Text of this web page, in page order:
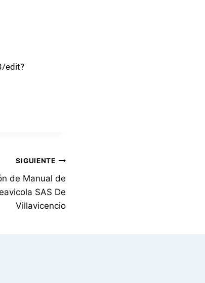
edit?
SIGUIENTE
de Manual de
SAS De
Villavicencio